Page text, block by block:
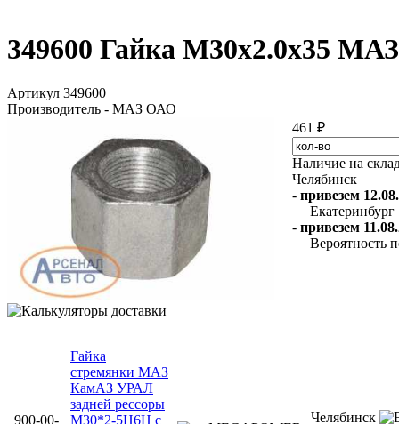
349600 Гайка М30х2.0х35
Артикул 349600
Производитель - МАЗ ОАО
461 ₽
Наличие на
Челябинск
- привезем
Екатеринбург
- привезем
Вероятность
900-00-
Гайка
стремянки МАЗ
КамАЗ УРАЛ
задней рессоры
М30*2-5Н6Н с
Челябинск